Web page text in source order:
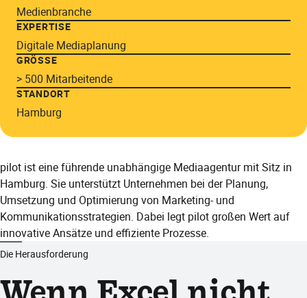
pilot ist eine führende unabhängige Mediaagentur mit Sitz in
Hamburg. Sie unterstützt Unternehmen bei der Planung,
Umsetzung und Optimierung von Marketing- und
Kommunikationsstrategien. Dabei legt pilot großen Wert auf
innovative Ansätze und effiziente Prozesse.​
Medienbranche
EXPERTISE
Digitale Mediaplanung
GRÖSSE
> 500 Mitarbeitende
STANDORT
Hamburg
Die Herausforderung